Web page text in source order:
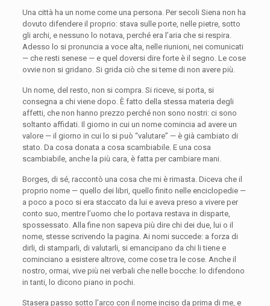
Una città ha un nome come una persona. Per secoli Siena non ha
dovuto difendere il proprio: stava sulle porte, nelle pietre, sotto
gli archi, e nessuno lo notava, perché era l’aria che si respira.
Adesso lo si pronuncia a voce alta, nelle riunioni, nei comunicati
— che resti senese — e quel doversi dire forte è il segno. Le cose
ovvie non si gridano. Si grida ciò che si teme di non avere più.
Un nome, del resto, non si compra. Si riceve, si porta, si
consegna a chi viene dopo. È fatto della stessa materia degli
affetti, che non hanno prezzo perché non sono nostri: ci sono
soltanto affidati. Il giorno in cui un nome comincia ad avere un
valore — il giorno in cui lo si può “valutare” — è già cambiato di
stato. Da cosa donata a cosa scambiabile. E una cosa
scambiabile, anche la più cara, è fatta per cambiare mani.
Borges, di sé, raccontò una cosa che mi è rimasta. Diceva che il
proprio nome — quello dei libri, quello finito nelle enciclopedie —
a poco a poco si era staccato da lui e aveva preso a vivere per
conto suo, mentre l’uomo che lo portava restava in disparte,
spossessato. Alla fine non sapeva più dire chi dei due, lui o il
nome, stesse scrivendo la pagina. Ai nomi succede: a forza di
dirli, di stamparli, di valutarli, si emancipano da chi li tiene e
cominciano a esistere altrove, come cose tra le cose. Anche il
nostro, ormai, vive più nei verbali che nelle bocche: lo difendono
in tanti, lo dicono piano in pochi.
Stasera passo sotto l’arco con il nome inciso da prima di me, e